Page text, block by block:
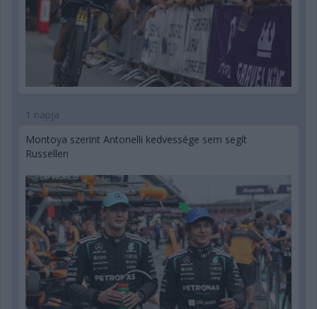
1 napja
Montoya szerint Antonelli kedvessége sem segít
Russellen